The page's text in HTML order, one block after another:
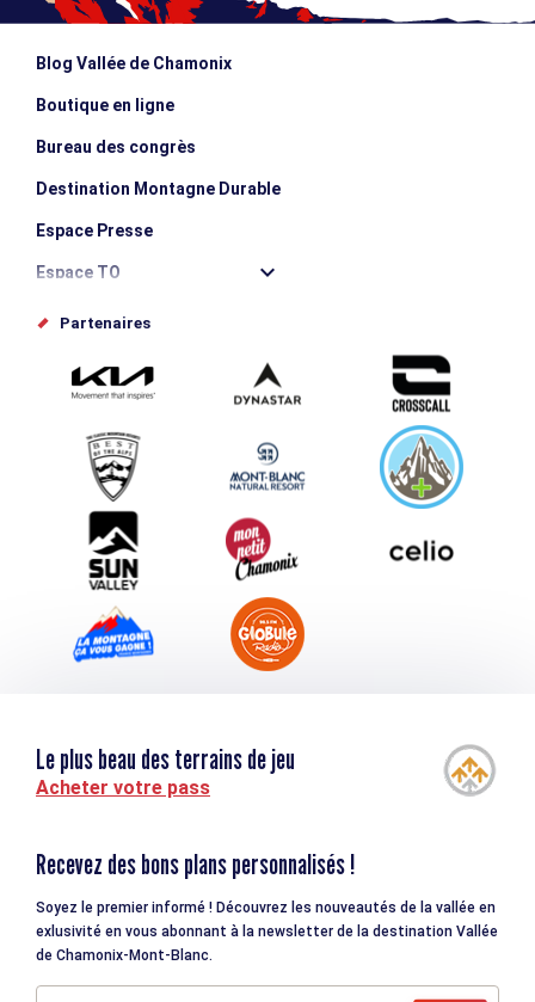
Blog Vallée de Chamonix
Boutique en ligne
Bureau des congrès
Destination Montagne Durable
Espace Presse
Espace TO
Offices de tourisme
Proposez votre évènement
Service groupes et séminaires
Téléchargements
Tourisme et handicap
Partenaires
Le plus beau des terrains de jeu
Acheter votre pass
Recevez des bons plans personnalisés !
Soyez le premier informé ! Découvrez les nouveautés de la vallée en
exlusivité en vous abonnant à la newsletter de la destination Vallée
de Chamonix-Mont-Blanc.